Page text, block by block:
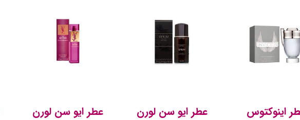
اینوکتوس
عطر ایو سن لورن
عطر ایو سن لورن